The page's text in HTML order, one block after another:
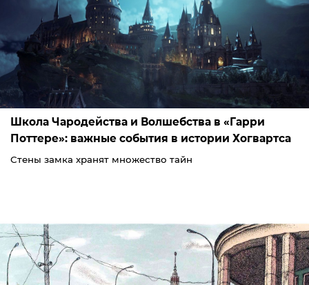
Школа Чародейства и Волшебства в «Гарри
Поттере»: важные события в истории Хогвартса
Стены замка хранят множество тайн